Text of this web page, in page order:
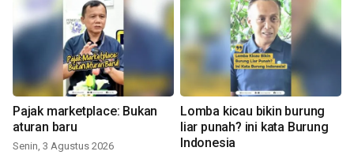
Pajak marketplace: Bukan
aturan baru
Senin, 3 Agustus 2026
Lomba kicau bikin burung
liar punah? ini kata Burung
Indonesia